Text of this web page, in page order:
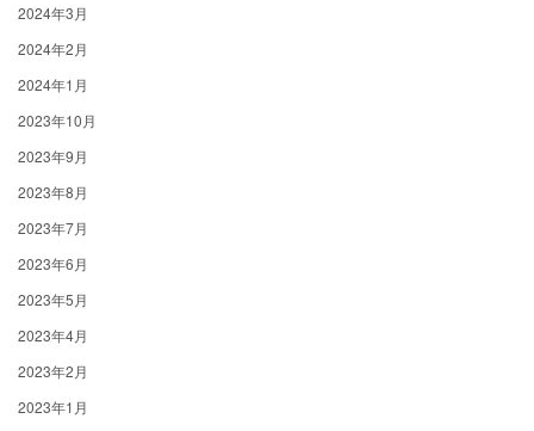
2024年3月
2024年2月
2024年1月
2023年10月
2023年9月
2023年8月
2023年7月
2023年6月
2023年5月
2023年4月
2023年2月
2023年1月